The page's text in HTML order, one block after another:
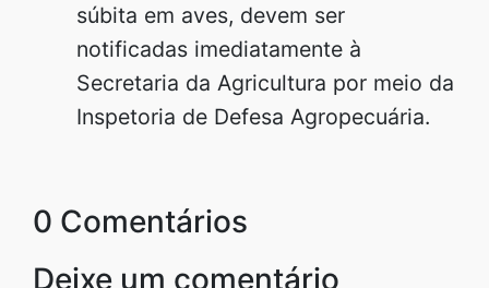
súbita em aves, devem ser
notificadas imediatamente à
Secretaria da Agricultura por meio da
Inspetoria de Defesa Agropecuária.
0 Comentários
Deixe um comentário